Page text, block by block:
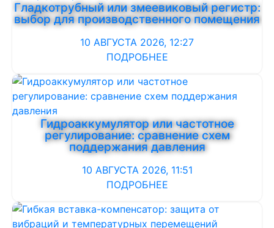
Гладкотрубный или змеевиковый регистр:
выбор для производственного помещения
10 АВГУСТА 2026, 12:27
ПОДРОБНЕЕ
Гидроаккумулятор или частотное
регулирование: сравнение схем
поддержания давления
10 АВГУСТА 2026, 11:51
ПОДРОБНЕЕ